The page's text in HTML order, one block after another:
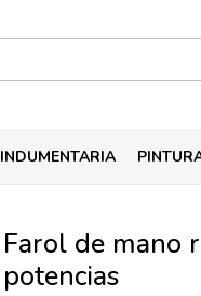
INDUMENTARIA
Farol de mano
potencias